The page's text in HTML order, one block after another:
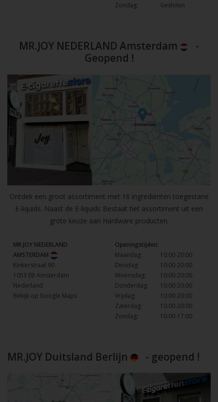
Zondag:
Gesloten
MR.JOY NEDERLAND Amsterdam
-
Geopend !
Ontdek een groot assortiment met 16 ingrediënten toegestane
E-liquids. Naast de E-liquids Bestaat het assortiment uit een
grote keuze aan Hardware producten.
MR.JOY NEDERLAND
AMSTERDAM
Kinkerstraat 90
1053 EB Amsterdam
Nederland
Bekijk op Google Maps
Openingstijden:
Maandag:
10:00-20:00
Dinsdag:
10:00-20:00
Woensdag:
10:00-20:00
Donderdag:
10:00-20:00
Vrijdag:
10:00-20:00
Zaterdag:
10:00-20:00
Zondag:
10:00-17:00
MR.JOY Duitsland Berlijn - geopend !